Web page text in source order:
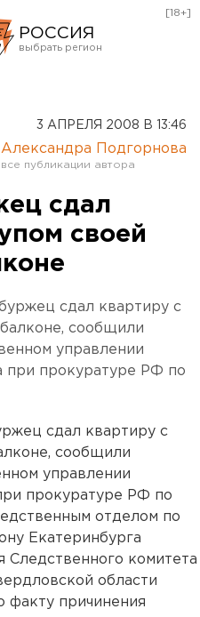
РОССИЯ
Оренбург
[18+]
3 АПРЕЛЯ 2008 В 13:46
Александра Подгорнова
сдал
своей
сдал квартиру с
сообщили
управлении
при прокуратуре РФ по
сдал квартиру с
сообщили
управлении
прокуратуре РФ по
отделом по
Екатеринбурга
Следственного комитета
области
факту причинения